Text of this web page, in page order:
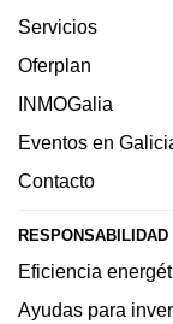
Servicios
Oferplan
INMOGalia
Eventos en
Contacto
Eficiencia
Ayudas para